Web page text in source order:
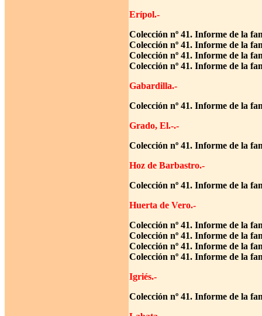
Erípol.-
Colección nº 41. Informe de la
Colección nº 41. Informe de la
Colección nº 41. Informe de la
Colección nº 41. Informe de la
Gabardilla.-
Colección nº 41. Informe de la
Grado, El.-.-
Colección nº 41. Informe de la
Hoz de Barbastro.-
Colección nº 41. Informe de la
Huerta de Vero.-
Colección nº 41. Informe de la
Colección nº 41. Informe de la
Colección nº 41. Informe de la
Colección nº 41. Informe de la
Igriés.-
Colección nº 41. Informe de la